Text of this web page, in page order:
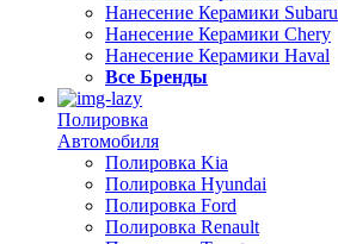
Нанесение Керамики Subaru
Нанесение Керамики Chery
Нанесение Керамики Haval
Все Бренды
Полировка
Автомобиля
Полировка Kia
Полировка Hyundai
Полировка Ford
Полировка Renault